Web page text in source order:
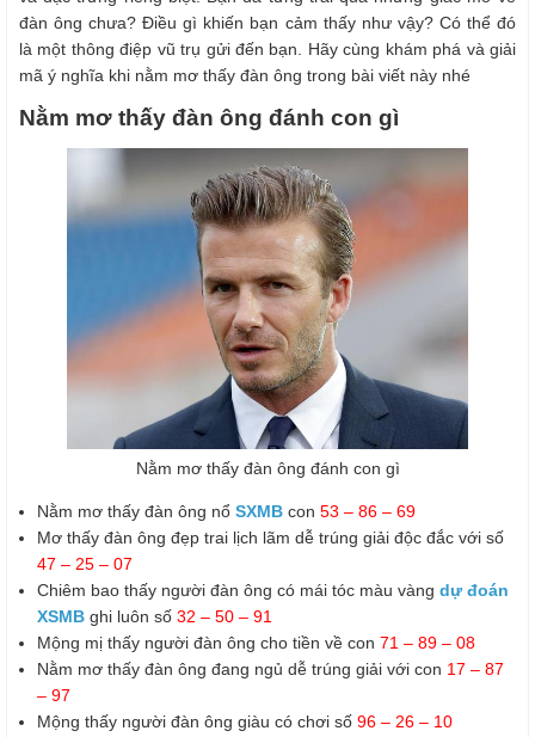
đàn ông chưa? Điều gì khiến bạn cảm thấy như vậy? Có thể đó
là một thông điệp vũ trụ gửi đến bạn. Hãy cùng khám phá và giải
mã ý nghĩa khi nằm mơ thấy đàn ông trong bài viết này nhé
Nằm mơ thấy đàn ông đánh con gì
Nằm mơ thấy đàn ông đánh con gì
Nằm mơ thấy đàn ông nổ SXMB con 53 – 86 – 69
Mơ thấy đàn ông đẹp trai lịch lãm dễ trúng giải độc đắc với số
47 – 25 – 07
Chiêm bao thấy người đàn ông có mái tóc màu vàng dự đoán
XSMB ghi luôn số 32 – 50 – 91
Mộng mị thấy người đàn ông cho tiền về con 71 – 89 – 08
Nằm mơ thấy đàn ông đang ngủ dễ trúng giải với con 17 – 87
– 97
Mộng thấy người đàn ông giàu có chơi số 96 – 26 – 10